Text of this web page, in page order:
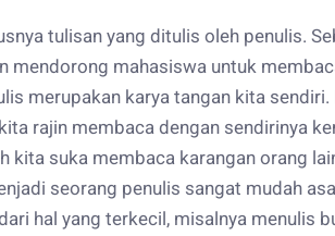
tulisan yang ditulis oleh penulis.
mendorong mahasiswa untuk
merupakan karya tangan kita
rajin membaca dengan sendirinya
kita suka membaca karangan orang
seorang penulis sangat mudah
hal yang terkecil, misalnya menulis